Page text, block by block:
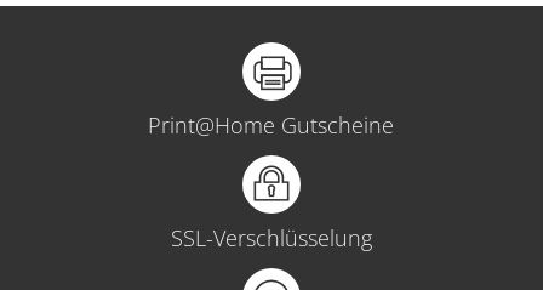
Print@Home Gutscheine
SSL-Verschlüsselung